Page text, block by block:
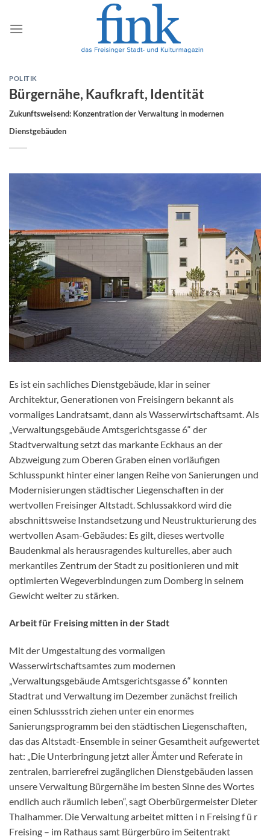
Inhalt
springen
POLITIK
Bürgernähe, Kaufkraft, Identität
Zukunftsweisend: Konzentration der Verwaltung in modernen
Dienstgebäuden
Es ist ein sachliches Dienstgebäude, klar in seiner
Architektur, Generationen von Freisingern bekannt als
vormaliges Landratsamt, dann als Wasserwirtschaftsamt. Als
„Verwaltungsgebäude Amtsgerichtsgasse 6“ der
Stadtverwaltung setzt das markante Eckhaus an der
Abzweigung zum Oberen Graben einen vorläufigen
Schlusspunkt hinter einer langen Reihe von Sanierungen und
Modernisierungen städtischer Liegenschaften in der
wertvollen Freisinger Altstadt. Schlussakkord wird die
abschnittsweise Instandsetzung und Neustrukturierung des
wertvollen Asam-Gebäudes: Es gilt, dieses wertvolle
Baudenkmal als herausragendes kulturelles, aber auch
merkantiles Zentrum der Stadt zu positionieren und mit
optimierten Wegeverbindungen zum Domberg in seinem
Gewicht weiter zu stärken.
Arbeit für Freising mitten in der Stadt
Mit der Umgestaltung des vormaligen
Wasserwirtschaftsamtes zum modernen
„Verwaltungsgebäude Amtsgerichtsgasse 6“ konnten
Stadtrat und Verwaltung im Dezember zunächst freilich
einen Schlussstrich ziehen unter ein enormes
Sanierungsprogramm bei den städtischen Liegenschaften,
das das Altstadt-Ensemble in seiner Gesamtheit aufgewertet
hat: „Die Unterbringung jetzt aller Ämter und Referate in
zentralen, barrierefrei zugänglichen Dienstgebäuden lassen
unsere Verwaltung Bürgernähe im besten Sinne des Wortes
endlich auch räumlich leben“, sagt Oberbürgermeister Dieter
Thalhammer. Die Verwaltung arbeitet mitten i n Freising f ü r
Freising – im Rathaus samt Bürgerbüro im Seitentrakt